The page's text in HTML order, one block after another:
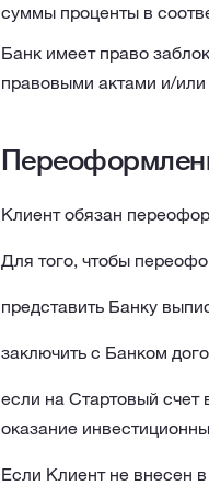
суммы проценты в
Банк имеет право
правовыми актами и/
Клиент обязан
Для того, чтобы
представить Банку
заключить с Банком
если на Стартовый счет
оказание
Если Клиент не внесен